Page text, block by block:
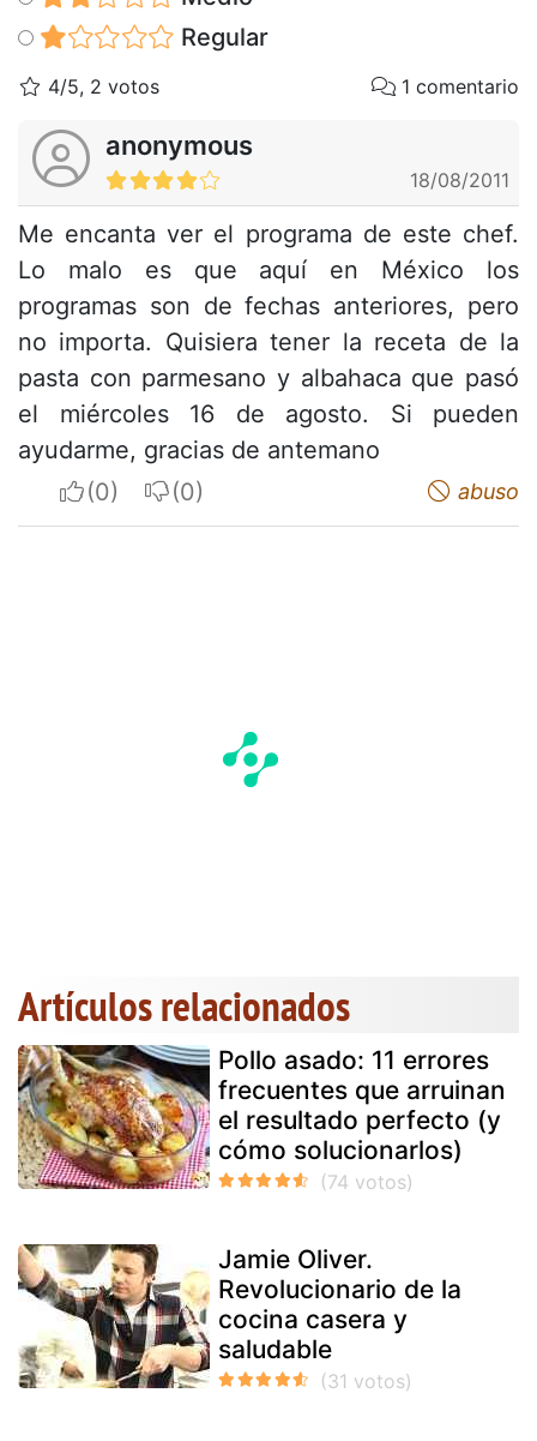
Regular
4/5, 2 votos 1 comentario
anonymous
18/08/2011
Me encanta ver el programa de este chef.
Lo malo es que aquí en México los
programas son de fechas anteriores, pero
no importa. Quisiera tener la receta de la
pasta con parmesano y albahaca que pasó
el miércoles 16 de agosto. Si pueden
ayudarme, gracias de antemano
I apreciateI do not appreciate abuso
Artículos relacionados
Pollo asado: 11 errores
frecuentes que arruinan
el resultado perfecto (y
cómo solucionarlos)
Jamie Oliver.
Revolucionario de la
cocina casera y
saludable